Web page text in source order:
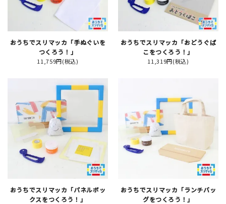
おすすめ特集
読みもの
イベント・ワークショップ
ギャラリー
おしらせ
新規会員登録
おうちでスリマッカ「手ぬぐいを
つくろう！」
11,759円(税込)
おうちでスリマッカ「おどうぐば
こをつくろう！」
11,319円(税込)
おうちでスリマッカ「パネルボッ
クスをつくろう！」
おうちでスリマッカ「ランチバッ
グをつくろう！」